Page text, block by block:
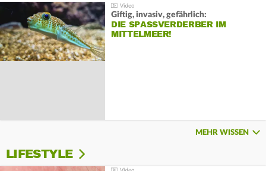
Giftig, invasiv, gefährlich:
DIE SPASSVERDERBER IM M
ITTELMEER!
MEHR WISSEN
LIFESTYLE